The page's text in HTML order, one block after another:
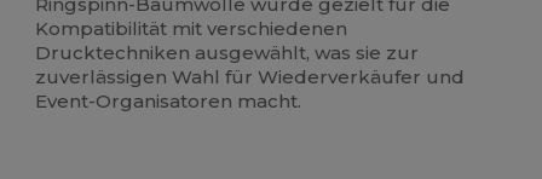
Kompatibilität mit verschiedenen
Drucktechniken ausgewählt, was sie zur
zuverlässigen Wahl für Wiederverkäufer und
Event-Organisatoren macht.